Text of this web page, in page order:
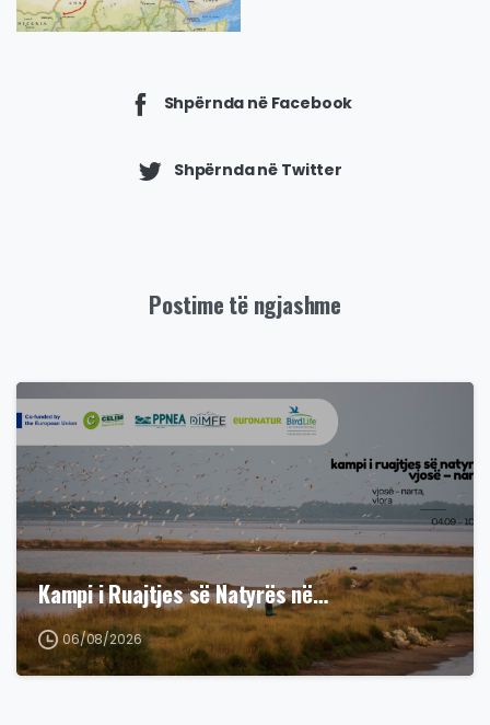
Shpërnda në Facebook
Shpërnda në Twitter
Postime të ngjashme
Kampi i Ruajtjes së Natyrës në…
06/08/2026